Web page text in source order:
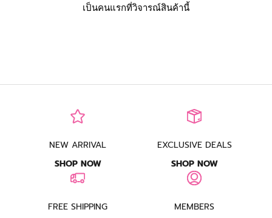
เป็นคนแรกที่วิจารณ์สินค้านี้
NEW ARRIVAL
SHOP NOW
EXCLUSIVE DEALS
SHOP NOW
FREE SHIPPING
MEMBERS